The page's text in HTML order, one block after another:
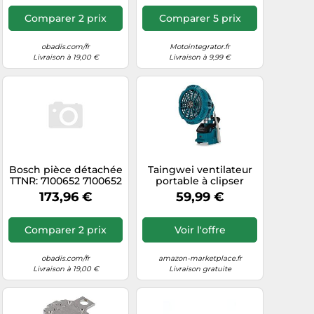
Comparer 2 prix
obadis.com/fr
Livraison à 19,00 €
Comparer 5 prix
Motointegrator.fr
Livraison à 9,99 €
Bosch pièce détachée
TTNR: 7100652 7100652
ventilateur 230V sans
Kabel 11 / WG
173,96 €
Comparer 2 prix
obadis.com/fr
Livraison à 19,00 €
Taingwei ventilateur
portable à clipser
ventilateur silencieux
de poussette 18 V
Bosch, 3 réglages
économes en énergie
(batterie non incluse)
59,99 €
Voir l'offre
amazon-marketplace.fr
Livraison gratuite